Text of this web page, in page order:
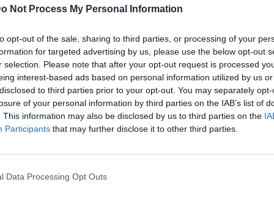
Not Process My Personal Information
opt-out of the sale, sharing to third parties, or processing of your
for targeted advertising by us, please use the below opt-out
selection. Please note that after your opt-out request is processed
interest-based ads based on personal information utilized by us
to third parties prior to your opt-out. You may separately
of your personal information by third parties on the IAB’s list of
This information may also be disclosed by us to third parties on the
Participants that may further disclose it to other third parties.
Data Processing Opt Outs
de baile ACAD Arts?
comprometida con enseñar a sus estudiantes
efectivos, diferentes y modernos. Al mismo
personalizados adaptados a los intereses,
sus clientes.Las clases son dirigidas por
Tango, Cumbia, Salsa y Bachata que están
los niveles. Esto incluye desde adultos
expertos de baile que buscan
y estilos. De igual forma, estos